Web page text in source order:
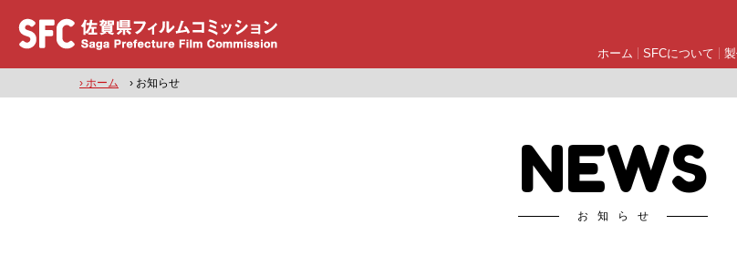
ホーム SFCについて
› ホーム › お知らせ
NEWS
お知らせ